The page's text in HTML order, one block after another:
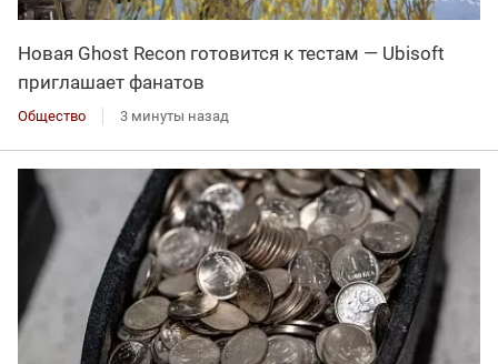
Новая Ghost Recon готовится к тестам — Ubisoft
приглашает фанатов
Общество 3 минуты назад